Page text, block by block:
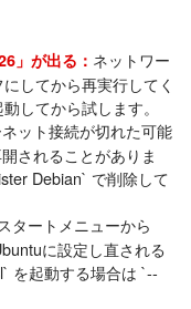
」が出る： ネットワー
してから再実行してく
してから試します。
ット接続が切れた可能
されることがありま
Debian` で削除して
スタートメニューから
に設定し直される
を起動する場合は `--